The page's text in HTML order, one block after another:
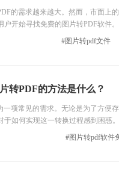
的需求越来越大。然而，市面上
开始寻找免费的图片转PDF软件
#图片转pdf文件
转PDF的方法是什么？
项常见的需求。无论是为了方便
如何实现这一转换过程感到困惑
#图片转pdf软件